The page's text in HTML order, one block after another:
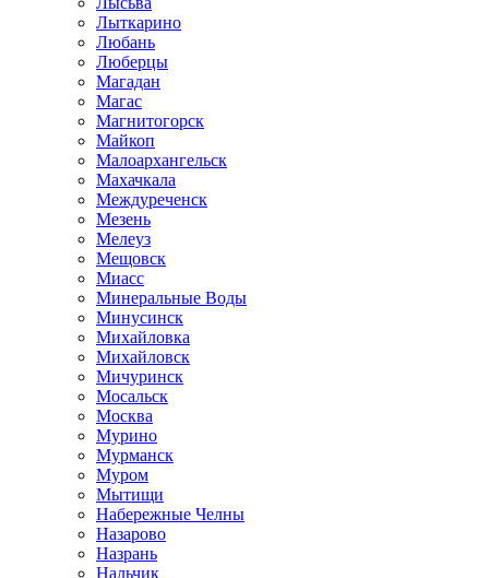
Лыткарино
Любань
Люберцы
Магадан
Магас
Магнитогорск
Майкоп
Малоархангельск
Махачкала
Междуреченск
Мезень
Мелеуз
Мещовск
Миасс
Минеральные Воды
Минусинск
Михайловка
Михайловск
Мичуринск
Мосальск
Москва
Мурино
Мурманск
Муром
Мытищи
Набережные Челны
Назарово
Назрань
Нальчик